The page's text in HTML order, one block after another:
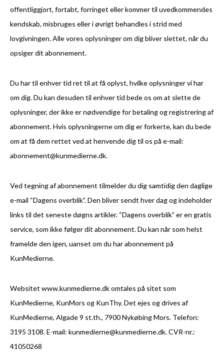
offentliggjort, fortabt, forringet eller kommer til uvedkommendes
kendskab, misbruges eller i øvrigt behandles i strid med
lovgivningen. Alle vores oplysninger om dig bliver slettet, når du
opsiger dit abonnement.
Du har til enhver tid ret til at få oplyst, hvilke oplysninger vi har
om dig. Du kan desuden til enhver tid bede os om at slette de
oplysninger, der ikke er nødvendige for betaling og registrering af
abonnement. Hvis oplysningerne om dig er forkerte, kan du bede
om at få dem rettet ved at henvende dig til os på e-mail:
abonnement@kunmedierne.dk.
Ved tegning af abonnement tilmelder du dig samtidig den daglige
e-mail “Dagens overblik”. Den bliver sendt hver dag og indeholder
links til det seneste døgns artikler. “Dagens overblik” er en gratis
service, som ikke følger dit abonnement. Du kan når som helst
framelde den igen, uanset om du har abonnement på
KunMedierne.
Websitet www.kunmedierne.dk omtales på sitet som
KunMedierne, KunMors og KunThy. Det ejes og drives af
KunMedierne, Algade 9 st.th., 7900 Nykøbing Mors. Telefon:
3195 3108. E-mail: kunmedierne@kunmedierne.dk. CVR-nr.:
41050268